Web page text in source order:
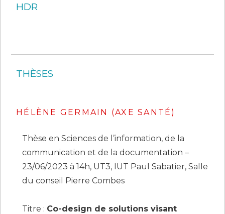
HDR
THÈSES
HÉLÈNE GERMAIN (AXE SANTÉ)
Thèse en Sciences de l’information, de la
communication et de la documentation –
23/06/2023 à 14h, UT3, IUT Paul Sabatier, Salle
du conseil Pierre Combes
Titre : Co-design de solutions visant